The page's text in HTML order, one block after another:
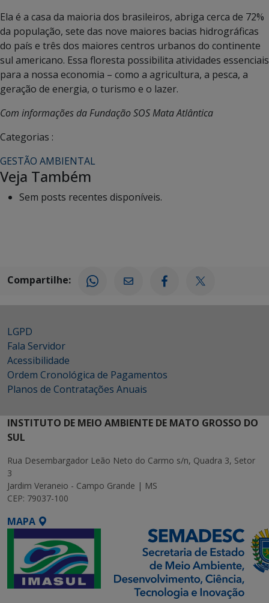
Ela é a casa da maioria dos brasileiros, abriga cerca de 72%
da população, sete das nove maiores bacias hidrográficas
do país e três dos maiores centros urbanos do continente
sul americano. Essa floresta possibilita atividades essenciais
para a nossa economia – como a agricultura, a pesca, a
geração de energia, o turismo e o lazer.
Com informações da Fundação SOS Mata Atlântica
Categorias :
GESTÃO AMBIENTAL
Veja Também
Sem posts recentes disponíveis.
Compartilhe:
LGPD
Fala Servidor
Acessibilidade
Ordem Cronológica de Pagamentos
Planos de Contratações Anuais
INSTITUTO DE MEIO AMBIENTE DE MATO GROSSO DO
SUL
Rua Desembargador Leão Neto do Carmo s/n, Quadra 3, Setor
3
Jardim Veraneio - Campo Grande | MS
CEP: 79037-100
MAPA